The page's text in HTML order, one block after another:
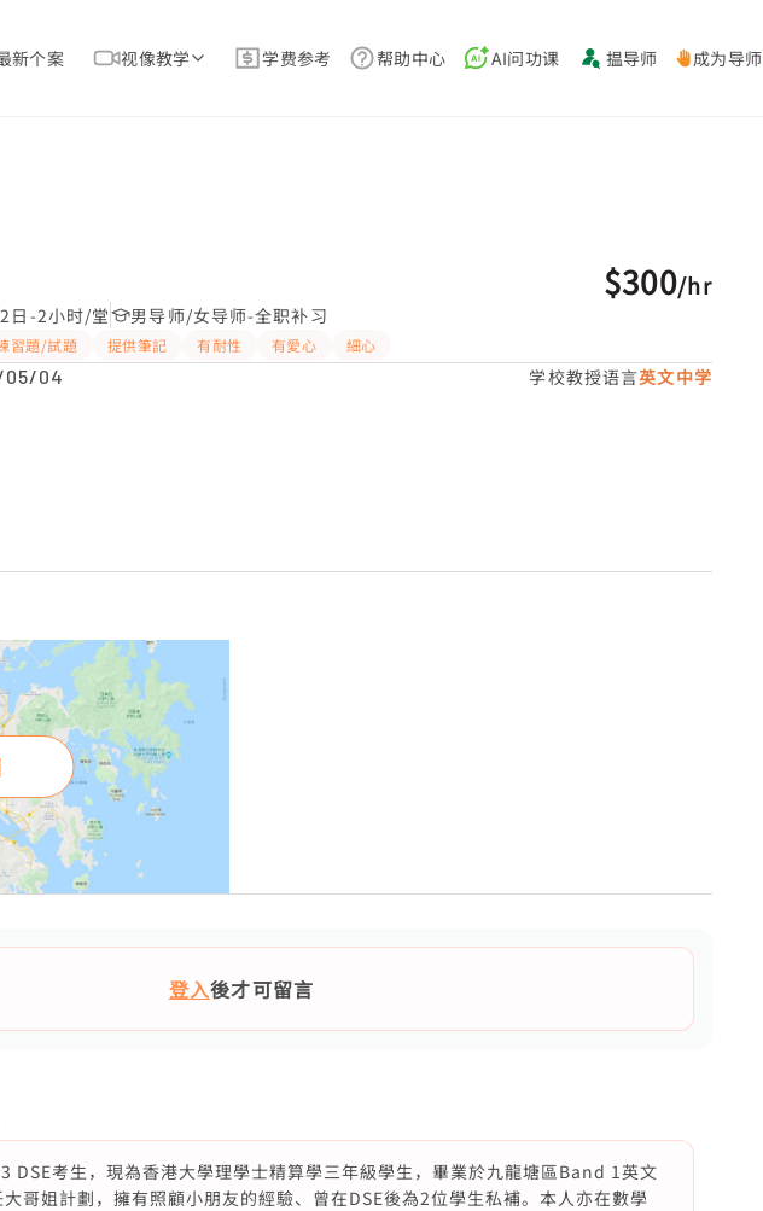
新个案 视像教学 学费参考 帮助中心 AI问功课 揾导师 成为导师
日-2小时/堂 男导师/女导师-全职补习
習題/試題 提供筆記 有耐性 有愛心 細心
$300/hr
05/04 学校教授语言英文中学
登入後才可留言
DSE考生，現為香港大學理學士精算學三年級學生，畢業於九龍塘區Band 1英文
哥姐計劃，擁有照顧小朋友的經驗、曾在DSE後為2位學生私補。本人亦在數學